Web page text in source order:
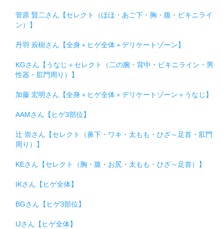
菅原 賢二さん【セレクト（ほほ・あご下・胸・腹・ビキニライ
ン）】
丹羽 辰樹さん【全身＋ヒゲ全体＋デリケートゾーン】
KGさん【うなじ＋セレクト（二の腕・背中・ビキニライン・男
性器・肛門周り）】
加藤 宏明さん【全身＋ヒゲ全体＋デリケートゾーン＋うなじ】
AAMさん【ヒゲ3部位】
辻 崇さん【セレクト（鼻下・ワキ・太もも・ひざ～足首・肛門
周り）】
KEさん【セレクト（胸・腹・お尻・太もも・ひざ～足首）】
IKさん【ヒゲ全体】
BGさん【ヒゲ3部位】
IJさん【ヒゲ全体】